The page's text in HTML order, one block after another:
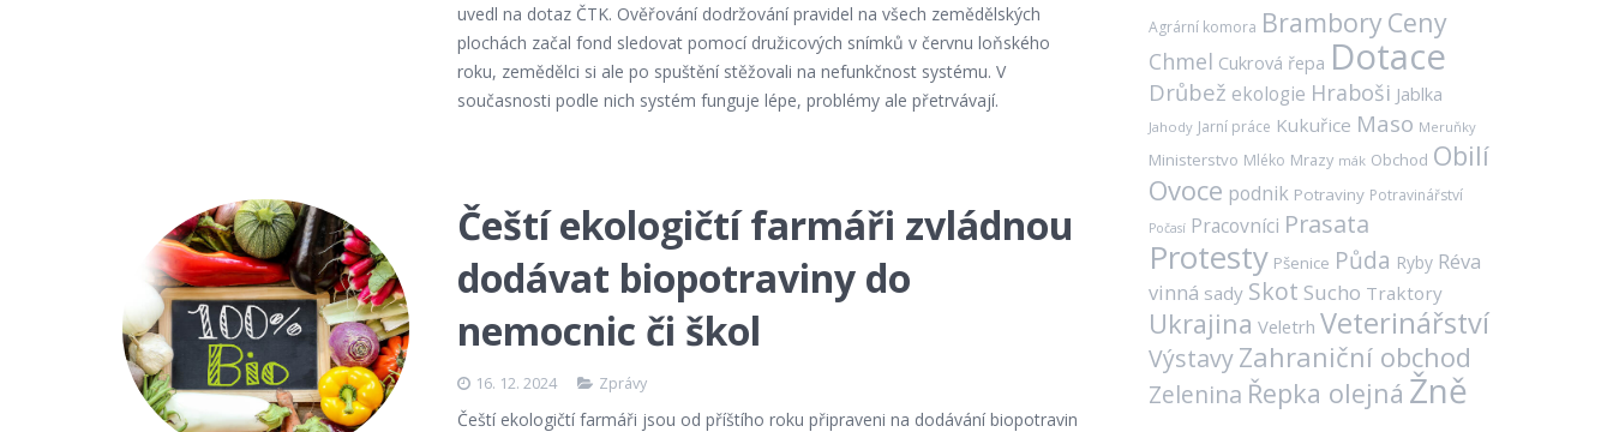
uvedl na dotaz ČTK. Ověřování dodržování pravidel na všech zemědělských
plochách začal fond sledovat pomocí družicových snímků v červnu loňského
roku, zemědělci si ale po spuštění stěžovali na nefunkčnost systému. V
současnosti podle nich systém funguje lépe, problémy ale přetrvávají.
Čeští ekologičtí farmáři zvládnou
dodávat biopotraviny do
nemocnic či škol
16. 12. 2024 Zprávy
Čeští ekologičtí farmáři jsou od příštího roku připraveni na dodávání biopotravin
Agrární komora Brambory Ceny
Chmel Cukrová řepa Dotace
Drůbež ekologie Hraboši Jablka
Jahody Jarní práce Kukuřice Maso Meruňky
Ministerstvo Mléko Mrazy mák Obchod Obilí
Ovoce podnik Potraviny Potravinářství
Počasí Pracovníci Prasata
Protesty Pšenice Půda Ryby Réva
vinná sady Skot Sucho Traktory
Ukrajina Veletrh Veterinářství
VýstavyZahraniční obchod
Zelenina Řepka olejná Žně